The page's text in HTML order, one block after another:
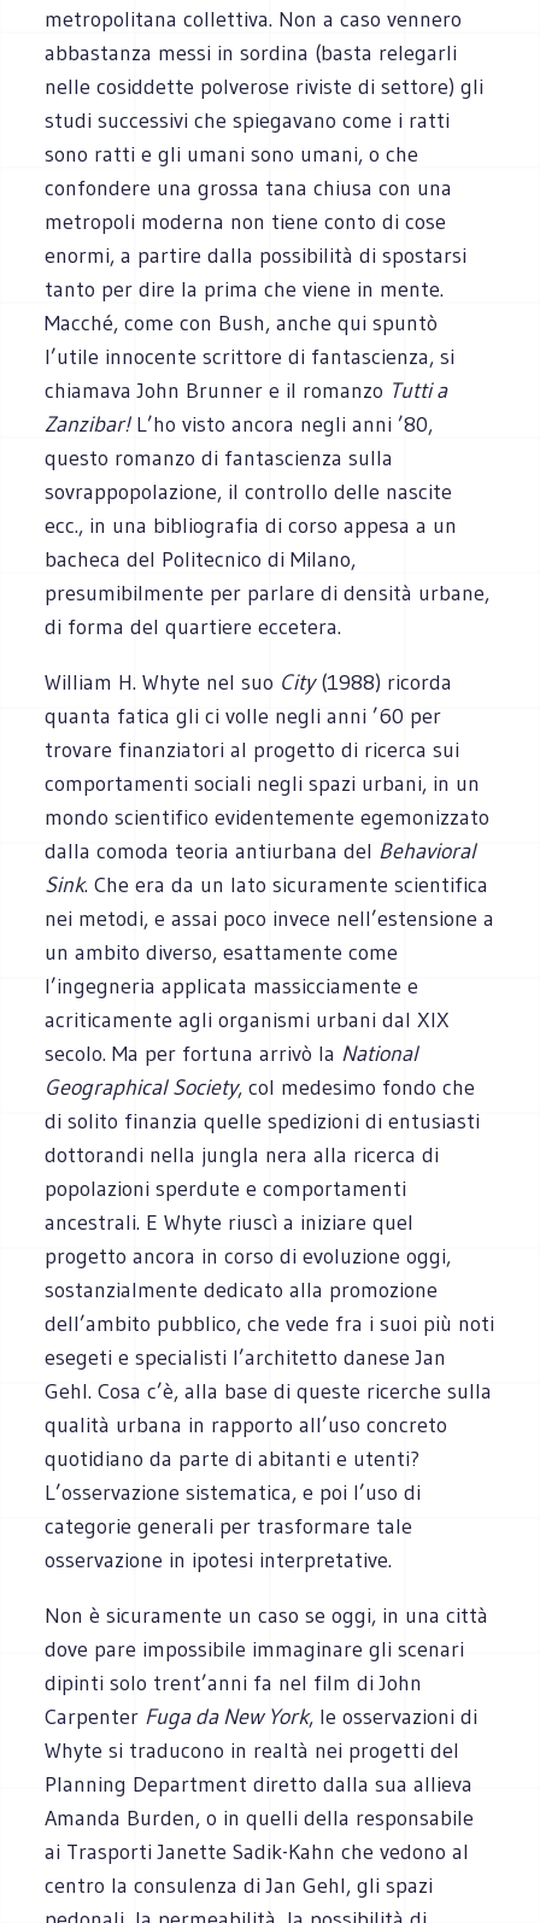
metropolitana collettiva. Non a caso vennero
abbastanza messi in sordina (basta relegarli
nelle cosiddette polverose riviste di settore) gli
studi successivi che spiegavano come i ratti
sono ratti e gli umani sono umani, o che
confondere una grossa tana chiusa con una
metropoli moderna non tiene conto di cose
enormi, a partire dalla possibilità di spostarsi
tanto per dire la prima che viene in mente.
Macché, come con Bush, anche qui spuntò
l’utile innocente scrittore di fantascienza, si
chiamava John Brunner e il romanzo Tutti a
Zanzibar!L’ho visto ancora negli anni ’80,
questo romanzo di fantascienza sulla
sovrappopolazione, il controllo delle nascite
ecc., in una bibliografia di corso appesa a un
bacheca del Politecnico di Milano,
presumibilmente per parlare di densità urbane,
di forma del quartiere eccetera.
William H. Whyte nel suo City(1988) ricorda
quanta fatica gli ci volle negli anni ’60 per
trovare finanziatori al progetto di ricerca sui
comportamenti sociali negli spazi urbani, in un
mondo scientifico evidentemente egemonizzato
dalla comoda teoria antiurbana del Behavioral
Sink. Che era da un lato sicuramente scientifica
nei metodi, e assai poco invece nell’estensione a
un ambito diverso, esattamente come
l’ingegneria applicata massicciamente e
acriticamente agli organismi urbani dal XIX
secolo. Ma per fortuna arrivò la National
Geographical Society, col medesimo fondo che
di solito finanzia quelle spedizioni di entusiasti
dottorandi nella jungla nera alla ricerca di
popolazioni sperdute e comportamenti
ancestrali. E Whyte riuscì a iniziare quel
progetto ancora in corso di evoluzione oggi,
sostanzialmente dedicato alla promozione
dell’ambito pubblico, che vede fra i suoi più noti
esegeti e specialisti l’architetto danese Jan
Gehl. Cosa c’è, alla base di queste ricerche sulla
qualità urbana in rapporto all’uso concreto
quotidiano da parte di abitanti e utenti?
L’osservazione sistematica, e poi l’uso di
categorie generali per trasformare tale
osservazione in ipotesi interpretative.
Non è sicuramente un caso se oggi, in una città
dove pare impossibile immaginare gli scenari
dipinti solo trent’anni fa nel film di John
Carpenter Fuga da New York, le osservazioni di
Whyte si traducono in realtà nei progetti del
Planning Department diretto dalla sua allieva
Amanda Burden, o in quelli della responsabile
ai Trasporti Janette Sadik-Kahn che vedono al
centro la consulenza di Jan Gehl, gli spazi